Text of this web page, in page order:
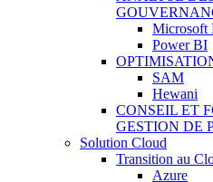
Microsoft
Power BI
SAM
Hewani
CONSEIL ET
GESTION DE
Solution Cloud
Transition au
Azure